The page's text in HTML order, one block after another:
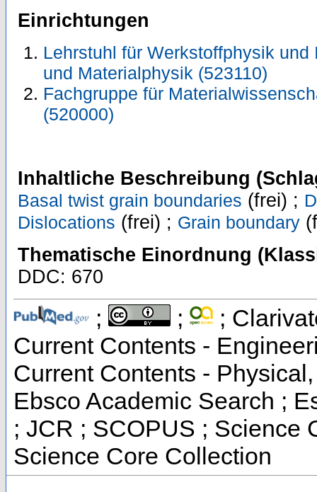
Einrichtungen
Lehrstuhl für Werkstoffphysik
und Materialphysik (523110)
Fachgruppe für
(520000)
Inhaltliche Beschreibung
Basal twist grain boundaries (frei) ;
Dislocations (frei) ; Grain boundary
Thematische Einordnung
DDC: 670
; ;
;
Current Contents -
Current Contents -
Ebsco Academic Search ;
; JCR ; SCOPUS ; Science
Science Core Collection